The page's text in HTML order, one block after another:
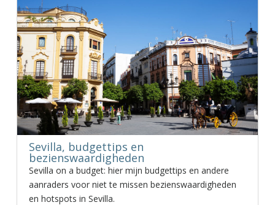
Sevilla, budgettips en
bezienswaardigheden
Sevilla on a budget: hier mijn budgettips en andere
aanraders voor niet te missen bezienswaardigheden
en hotspots in Sevilla.